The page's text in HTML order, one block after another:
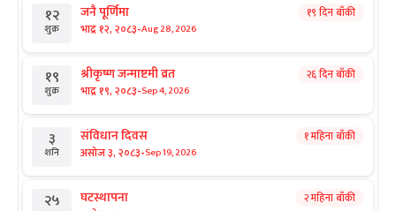
१२
शुक्र
जनै पूर्णिमा
भाद्र १२, २०८३-Aug 28, 2026
१९ दिन बाँकी
१९
शुक्र
श्रीकृष्ण जन्माष्टमी व्रत
भाद्र १९, २०८३-Sep 4, 2026
२६ दिन बाँकी
३
शनि
संविधान दिवस
असोज ३, २०८३-Sep 19, 2026
१ महिना बाँकी
२५ घटस्थापना २ महिना बाँकी